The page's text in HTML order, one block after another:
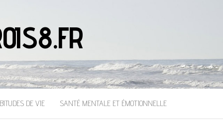
DE VIE SANTÉ MENTALE ET ÉMOTIONNELLE